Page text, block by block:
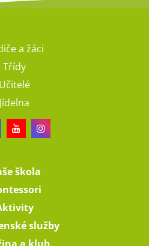
a žáci
Třídy
Učitelé
Jídelna
škola
služby